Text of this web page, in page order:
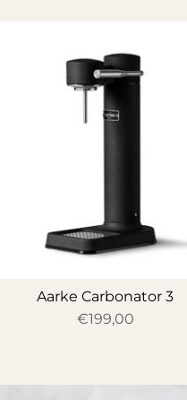
Aarke Carbonator 3
€199,00